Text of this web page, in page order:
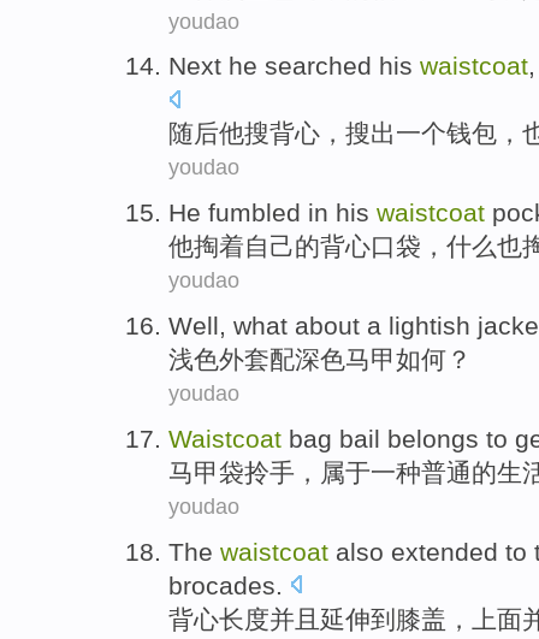
youdao
Next he searched his waistcoat
随后他搜背心 ，搜出一个钱包 ，
youdao
He fumbled in his waistcoat
他掏着自己的背心口袋 ，什么也
youdao
Well, what about a lightish
浅色外套配深色马甲如何 ？
youdao
Waistcoat bag bail belongs to
马甲 袋拎手， 属于一种普通的生
youdao
The waistcoat also extended to
brocades
背心长度并且 延伸到膝盖 ，上面